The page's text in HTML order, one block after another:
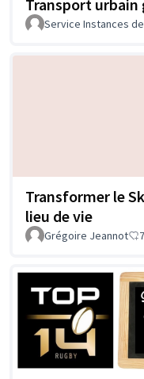
Transport
Service Instances
Transformer le
lieu de vie
Grégoire Jeannot 7